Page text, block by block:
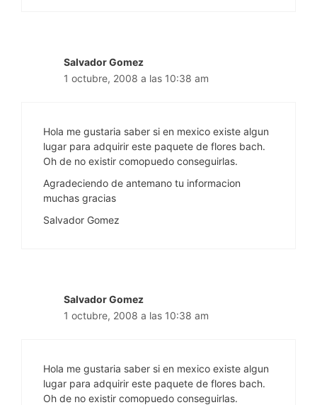
Salvador Gomez
1 octubre, 2008 a las 10:38 am
Hola me gustaria saber si en mexico existe algun
lugar para adquirir este paquete de flores bach.
Oh de no existir comopuedo conseguirlas.
Agradeciendo de antemano tu informacion
muchas gracias
Salvador Gomez
Salvador Gomez
1 octubre, 2008 a las 10:38 am
Hola me gustaria saber si en mexico existe algun
lugar para adquirir este paquete de flores bach.
Oh de no existir comopuedo conseguirlas.